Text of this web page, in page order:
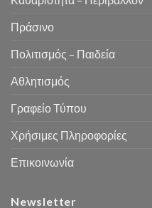
Πράσινο
Πολιτισμός – Παιδεία
Αθλητισμός
Γραφείο Τύπου
Χρήσιμες Πληροφορίες
Επικοινωνία
Newsletter